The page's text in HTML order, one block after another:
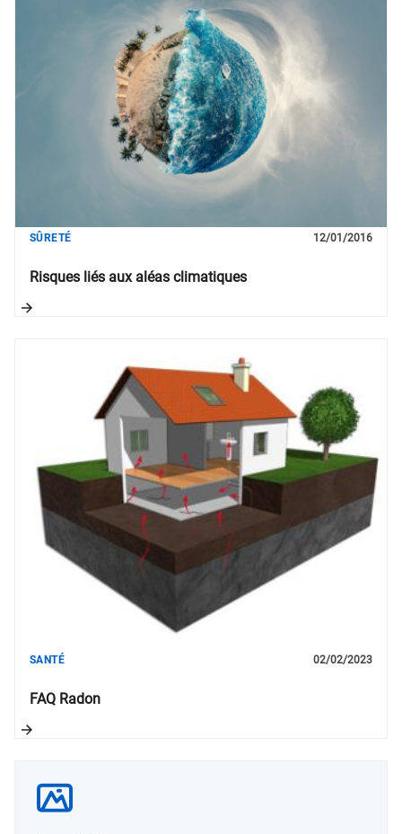
Risques liés aux aléas climatiques
SÛRETÉ 12/01/2016
FAQ Radon
SANTÉ 02/02/2023